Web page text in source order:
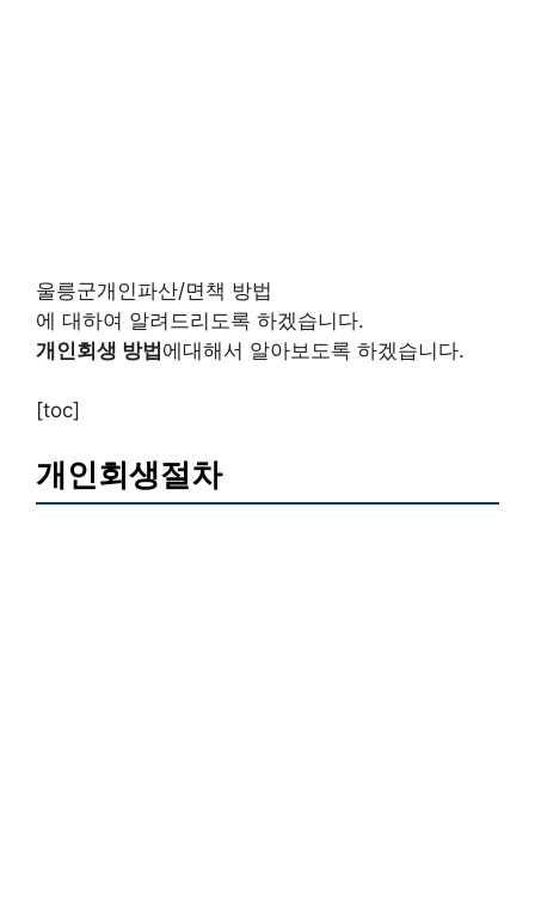
울릉군개인파산/면책 방법
에 대하여 알려드리도록 하겠습니다.
개인회생 방법에대해서 알아보도록 하겠습니다.
[toc]
개인회생절차